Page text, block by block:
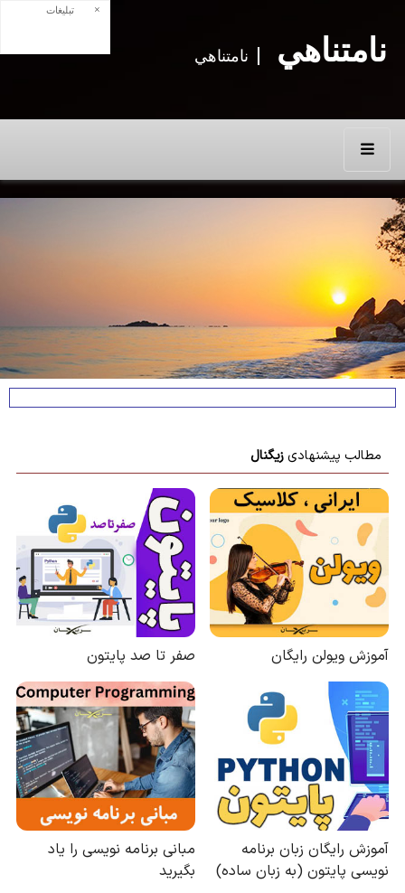
نامتناهي نامتناهي
تبلیغات ×